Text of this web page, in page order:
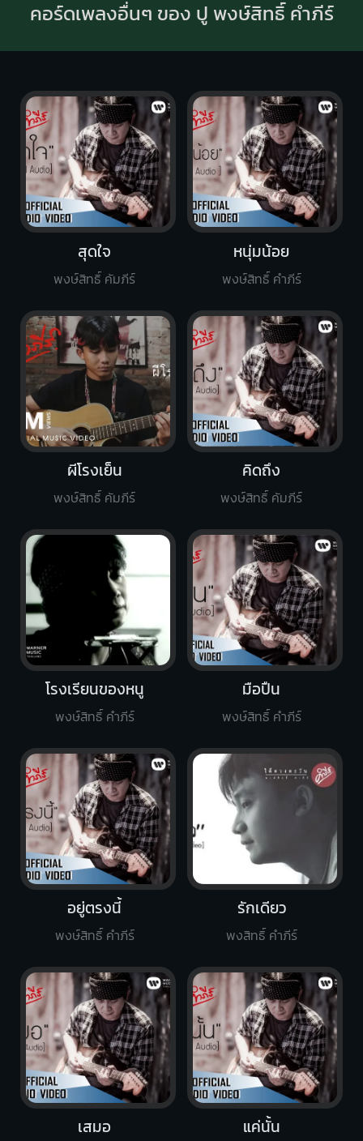
คอร์ดเพลงอื่นๆ ของ ปู พงษ์สิทธิ์ คำภีร์
เสมอ
มือปืน
พงษ์สิทธิ์ คำภีร์
อยู่ตรงนี้
พงษ์สิทธิ์ คำภีร์
หนุ่มน้อย
พงษ์สิทธิ์ คำภีร์
รักเดียว
พงสิทธิ์ คำภีร์
แค่นั้น
โรงเรียนของหนู
พงษ์สิทธิ์ คำภีร์
คิดถึง
พงษ์สิทธิ์ คัมภีร์
ผีโรงเย็น
พงษ์สิทธิ์ คัมภีร์
สุดใจ
พงษ์สิทธิ์ คัมภีร์